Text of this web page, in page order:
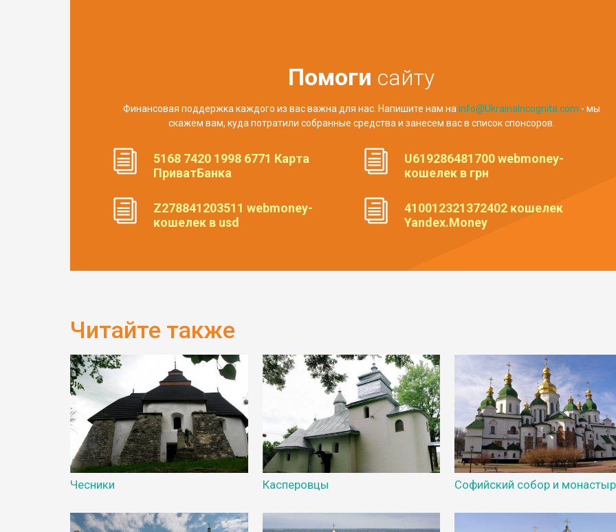
Помоги сайту
Финансовая поддержка каждого из вас важна для нас. Напишите нам на info@UkrainaIncognita.com - мы
скажем вам, куда потратили собранные средства и занесем вас в список спонсоров.
5168 7420 1998 6771 Карта
ПриватБанка
U619286481700 webmoney-
кошелек в грн
Z278841203511 webmoney-
кошелек в usd
410012321372402 кошелек
Yandex.Money
Читайте также
Чесники Касперовцы Софийский собор и